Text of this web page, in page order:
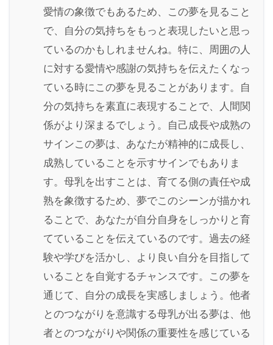
愛情の象徴でもあるため、この夢を見ること
で、自分の気持ちをもっと表現したいと思っ
ているのかもしれませんね。特に、周囲の人
に対する愛情や感謝の気持ちを伝えたくなっ
ている時にこの夢を見ることがあります。自
分の気持ちを素直に表現することで、人間関
係がより深まるでしょう。自己成長や成熟の
サインこの夢は、あなたが精神的に成長し、
成熟していることを示すサインでもありま
す。母乳を出すことは、育てる側の責任や成
熟を象徴するため、夢でこのシーンが描かれ
ることで、あなたが自分自身をしっかりと育
てていることを伝えているのです。過去の経
験や学びを活かし、より良い自分を目指して
いることを自覚するチャンスです。この夢を
通じて、自分の成長を実感しましょう。他者
とのつながりを意識する母乳が出る夢は、他
者とのつながりや関係の重要性を感じている